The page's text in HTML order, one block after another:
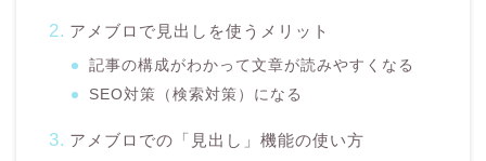
アメブロで見出しを使うメリット
記事の構成がわかって文章が読みやすくなる
SEO対策（検索対策）になる
アメブロでの「見出し」機能の使い方